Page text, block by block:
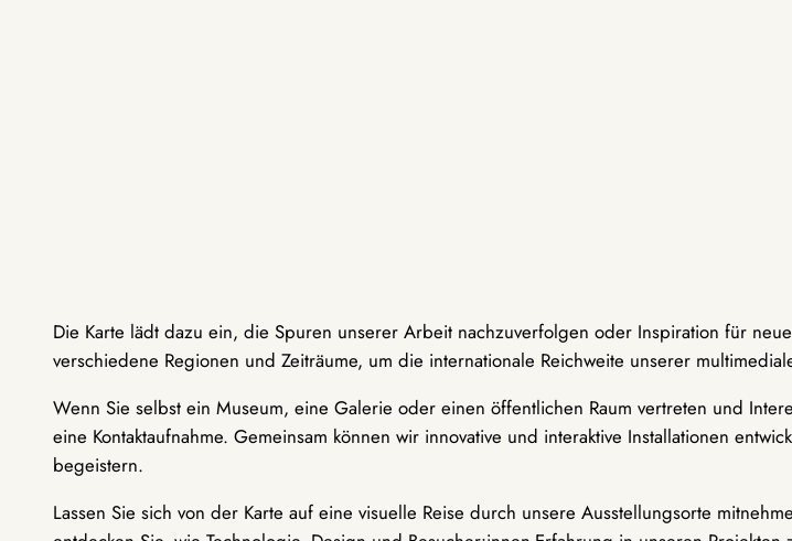
Die Karte lädt dazu ein, die Spuren unserer Arbeit nachzuverfolgen oder Inspiration für
verschiedene Regionen und Zeiträume, um die internationale Reichweite unserer
Wenn Sie selbst ein Museum, eine Galerie oder einen öffentlichen Raum vertreten und
eine Kontaktaufnahme. Gemeinsam können wir innovative und interaktive Installationen
begeistern.
Lassen Sie sich von der Karte auf eine visuelle Reise durch unsere Ausstellungsorte